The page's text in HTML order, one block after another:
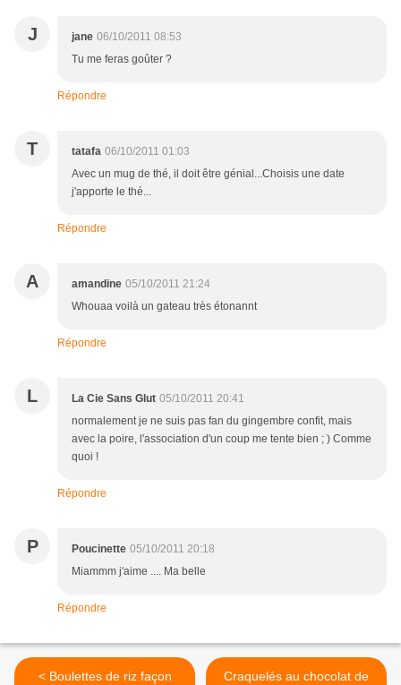
J jane 06/10/2011 08:53
Tu me feras goûter ?
Répondre
T tatafa 06/10/2011 01:03
Avec un mug de thé, il doit être génial...Choisis une date
j'apporte le thé...
Répondre
A amandine 05/10/2011 21:24
Whouaa voilà un gateau très étonannt
Répondre
L La Cie Sans Glut 05/10/2011 20:41
normalement je ne suis pas fan du gingembre confit, mais
avec la poire, l'association d'un coup me tente bien ; ) Comme
quoi !
Répondre
P Poucinette 05/10/2011 20:18
Miammm j'aime .... Ma belle
Répondre
< Boulettes de riz façon
Craquelés au chocolat de